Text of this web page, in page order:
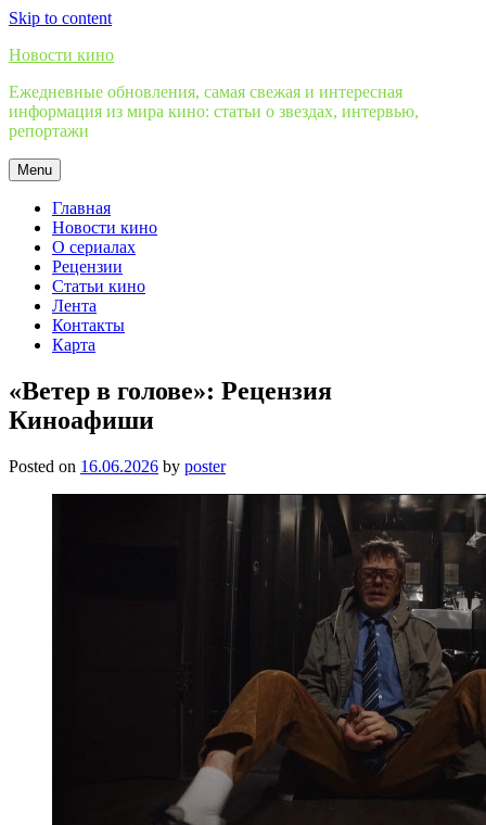
Skip to content
Новости кино
Ежедневные обновления, самая свежая и интересная
информация из мира кино: статьи о звездах, интервью,
репортажи
Menu
Главная
Новости кино
О сериалах
Рецензии
Статьи кино
Лента
Контакты
Карта
«Ветер в голове»: Рецензия
Киноафиши
Posted on 16.06.2026 by poster